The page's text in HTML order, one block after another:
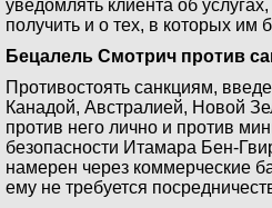
уведомлять клиента об
получить и о тех, в которых им
Бецалель Смотрич против
Противостоять санкциям,
Канадой, Австралией, Новой
против него лично и против
безопасности Итамара Бен-
намерен через коммерческие
ему не требуется